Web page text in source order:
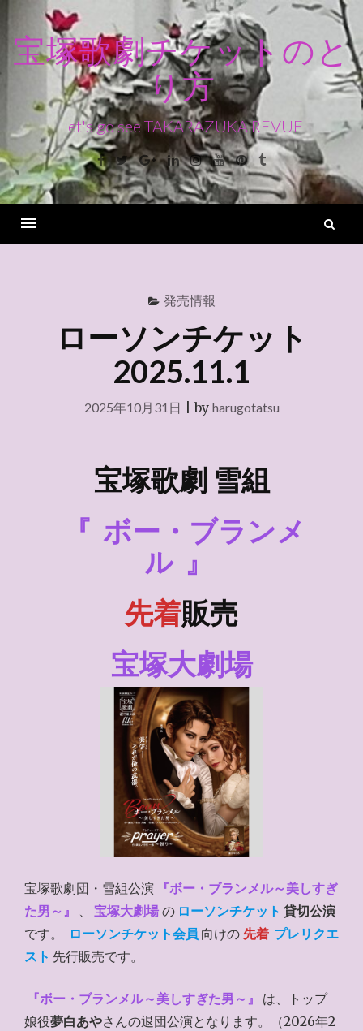
ン
ス
キ
ッ
宝塚歌劇チケットのと
り方
Let's go see TAKARAZUKA REVUE
Facebook
TwitterGoogle+LinkedinInstagram
YoutubePinterest
Tumblr
発売情報
ローソンチケット
2025.11.1
2025年10月31日 |by harugotatsu
宝塚歌劇 雪組
『 ボー・ブランメ
ル 』
先着販売
宝塚大劇場
宝塚歌劇団・雪組公演 『ボー・ブランメル～美しすぎ
た男～』
、 宝塚大劇場 の ローソンチケット 貸切公演
です。
ローソンチケット会員 向けの 先着 プレリクエ
スト 先行販売です。
『ボー・ブランメル～美しすぎた男～』
は、トップ
娘役夢白あやさんの退団公演となります。（2026年2